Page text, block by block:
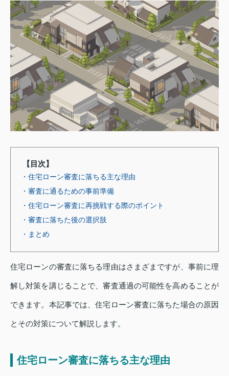
【目次】
・住宅ローン審査に落ちる主な理由
・審査に通るための事前準備
・住宅ローン審査に再挑戦する際のポイント
・審査に落ちた後の選択肢
・まとめ
住宅ローンの審査に落ちる理由はさまざまですが、事前に理
解し対策を講じることで、審査通過の可能性を高めることが
できます。本記事では、住宅ローン審査に落ちた場合の原因
とその対策について解説します。
住宅ローン審査に落ちる主な理由